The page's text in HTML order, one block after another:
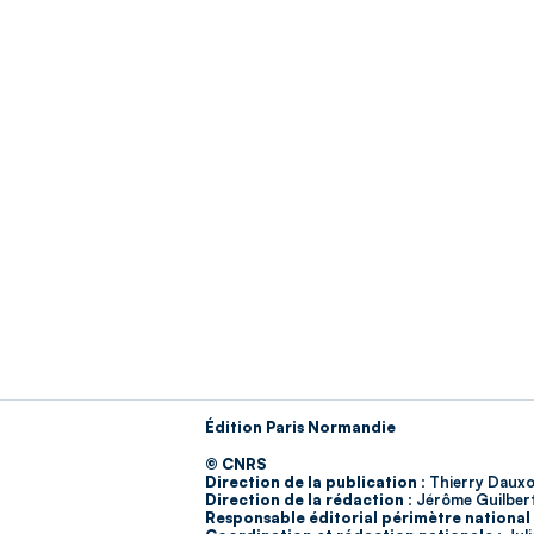
Édition Paris Normandie
© CNRS
Direction de la publication : Thierry
Direction de la rédaction : Jérôme
Responsable éditorial périmètre national